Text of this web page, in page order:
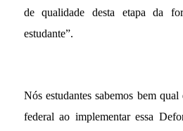
de qualidade desta etapa da
estudante”.
Nós estudantes sabemos bem
federal ao implementar essa